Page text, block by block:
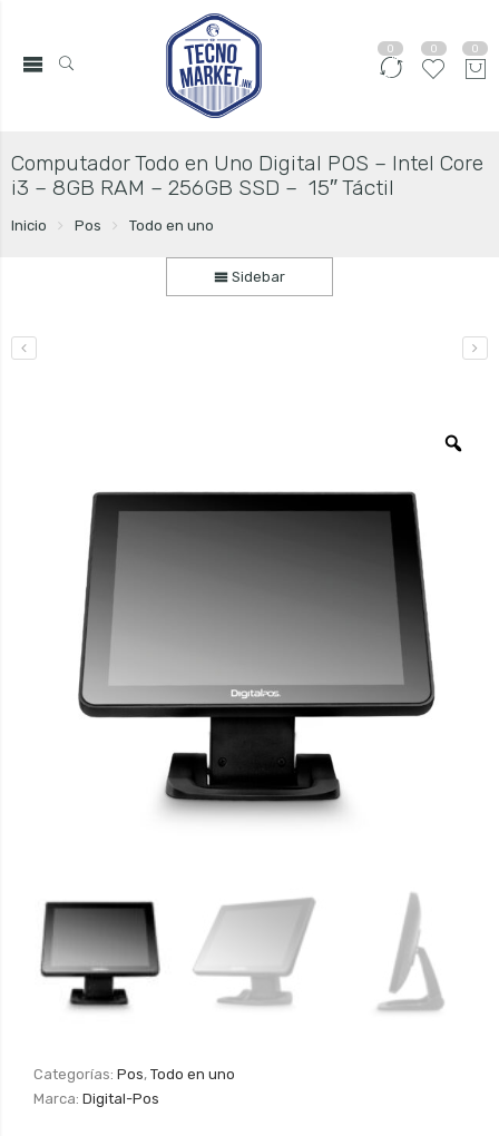
0 0 0
Computador Todo en Uno Digital POS – Intel Core
i3 – 8GB RAM – 256GB SSD – 15″ Táctil
Inicio Pos Todo en uno
Sidebar
Categorías:Pos,Todo en uno
Marca:Digital-Pos